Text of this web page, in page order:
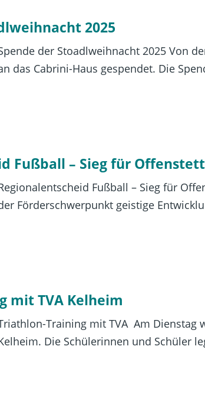
2025
der Stoadlweihnacht 2025 Von
das Cabrini-Haus gespendet. Die
Fußball – Sieg für
Fußball – Sieg für
Förderschwerpunkt geistige
mit TVA Kelheim
Training mit TVA Am Dienstag
Die Schülerinnen und Schüler